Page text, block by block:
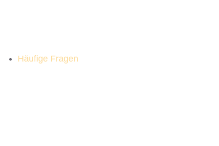
Häufige Fragen